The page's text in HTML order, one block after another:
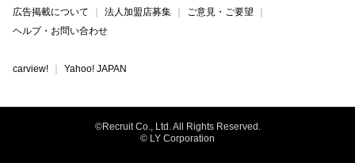
広告掲載について
法人加盟店募集
ご意見・ご要望
ヘルプ・お問い合わせ
carview! Yahoo! JAPAN
©Recruit Co., Ltd. All Rights Reserved.
© LY Corporation